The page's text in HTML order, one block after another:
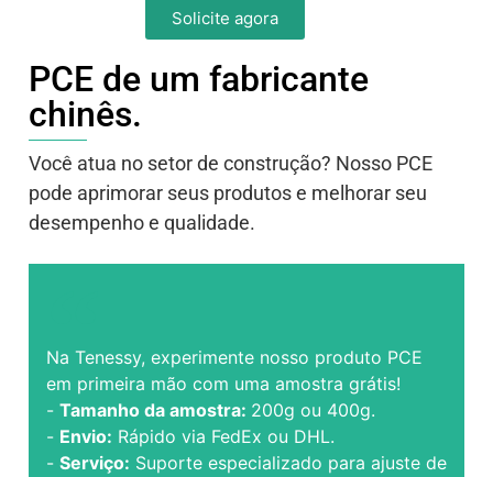
Solicite agora
PCE de um fabricante
chinês.
Você atua no setor de construção? Nosso PCE
pode aprimorar seus produtos e melhorar seu
desempenho e qualidade.
Na Tenessy, experimente nosso produto PCE
em primeira mão com uma amostra grátis!
- Tamanho da amostra: 200g ou 400g.
- Envio: Rápido via FedEx ou DHL.
- Serviço: Suporte especializado para ajuste de